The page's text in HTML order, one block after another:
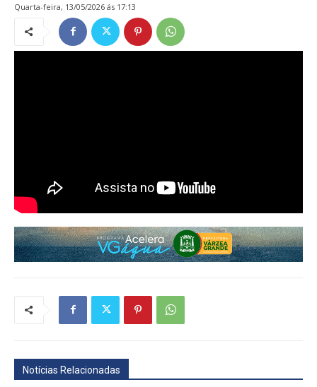
quarta-feira, 13/05/2026 ás 17:13
Notícias Relacionadas